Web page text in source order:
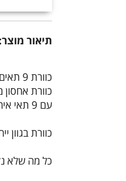
תיאור מוצר:
כוורת 9 תאים בגוון אורן אטלנטי בשילוב שיש שחור דגם שקמה מבית TUDO DESIGN
כוורת
עם 9 תאי איחסון המאפשרים לנו גם לעשות מעט סדר בבלגן וגם לשמור על עיצוב מוקפד.
כוורת
כל מה שלא